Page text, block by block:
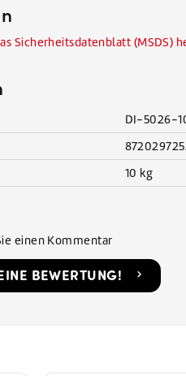
Sicherheitsdatenblatt (MSDS)
DI-5026-
10 kg
einen Kommentar
BEWERTUNG!